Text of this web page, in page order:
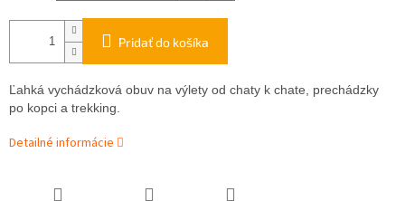
Pridať do košíka
Ľahká vychádzková obuv na výlety od chaty k chate, prechádzky
po kopci a trekking.
Detailné informácie